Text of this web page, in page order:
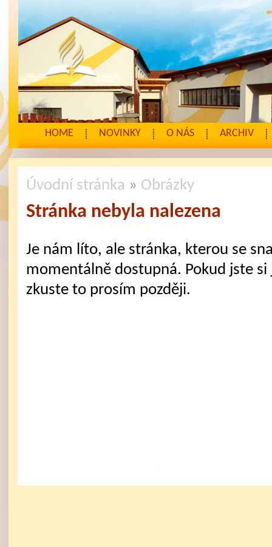
HOME NOVINKY O NÁS ARCHIV
Úvodní stránka » Obrázky
Stránka nebyla nalezena
Je nám líto, ale stránka, kterou se
momentálně dostupná. Pokud jste
zkuste to prosím později.